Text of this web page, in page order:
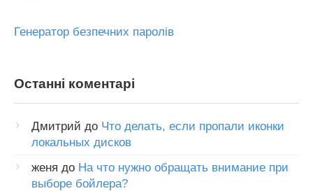
Генератор безпечних паролів
Останні коментарі
Дмитрий до Что делать, если пропали иконки
локальных дисков
женя до На что нужно обращать внимание при
выборе бойлера?